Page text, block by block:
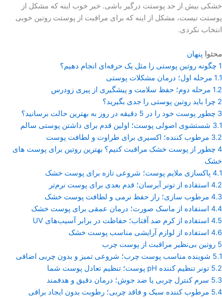
خشکی بیش از حد پوستت درگیر باشی. خبر خوب اینه که مشکل از
پوستت نیست، مشکل از اینه که برای مراقبت از پوستت روتین خوبی
انتخاب نکردی.
محتوا پنهان
1 چگونه روتین پوستی را مثل یک حرفه‌ای انجام دهیم؟
1.1 مرحله اول؛ درمان مشکلات پوستی
1.2 مرحله دوم؛ حفظ سلامت و پیشگیری از پیری زودرس
2 چرا باید روتین پوستی را جدی بگیرید؟
3 چطور پوست خود را در 5 دقیقه در روز به بهترین حالت برسانید؟
3.1 شستشوی اصولی پوست؛ اولین قدم برای داشتن پوستی سالم
3.2 مرطوب کننده؛ اکسیری برای طراوت و لطافت پوست
4 چطور از پوست خشک مراقبت کنیم؟ بهترین روتین برای پوست های
خشک
4.1 پاکسازی ملایم پوست؛ شروعی تازه برای پوست خشک
4.2 استفاده از تونر آبرسان؛ قدم بعدی برای پوست نرم‌تر
4.3 مرطوب ‌سازی؛ راز حفظ نرمی و لطافت پوست خشک
4.4 استفاده از ماسک صورت؛ درمان عمقی برای پوست خشک
4.5 استفاده از کرم ضد آفتاب؛ حفاظت در برابر آسیب‌های UV
4.6 استفاده از لوازم آرایشی مناسب پوست خشک
5 روتین بی‌نظیر مراقبت از پوست چرب
5.1 شوینده مناسب پوست چرب؛ شروعی تمیز و بدون چربی اضافی
5.2 تونر تنظیم کننده pH پوست؛ تنظیم تعادل پوست شما
5.3 سرم کنترل چربی یا ضد جوش؛ درمان دقیق و هدفمند
5.4 مرطوب کننده سبک و فاقد چربی؛ رطوبت بدون ایجاد براقی